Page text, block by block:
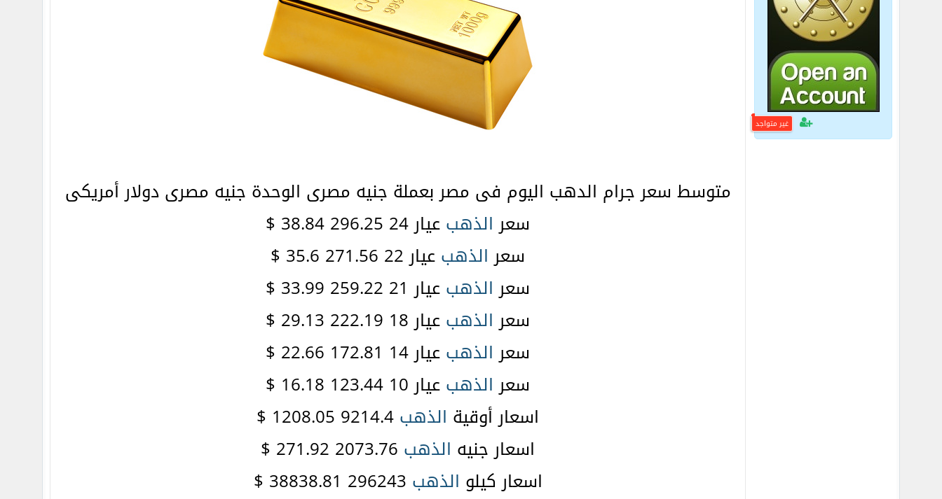
غير متواجد
متوسط سعر جرام الدهب اليوم فى مصر بعملة جنيه مصرى الوحدة جنيه مصرى دولار أمريكى
سعرالذهبعيار 24 296.25 38.84 $
سعرالذهبعيار 22 271.56 35.6 $
سعرالذهبعيار 21 259.22 33.99 $
سعرالذهبعيار 18 222.19 29.13 $
سعرالذهبعيار 14 172.81 22.66 $
سعرالذهبعيار 10 123.44 16.18 $
اسعار أوقية الذهب
اسعار جنيه الذهب
اسعار كيلو الذهب